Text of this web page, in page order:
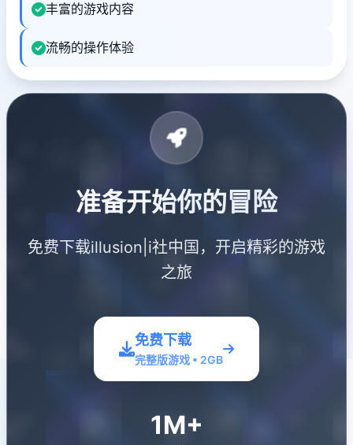
丰富的游戏内容
流畅的操作体验
准备开始你的冒险
免费下载illusion|i社中国，开启精彩的游戏
之旅
免费下载
完整版游戏 • 2GB
1M+